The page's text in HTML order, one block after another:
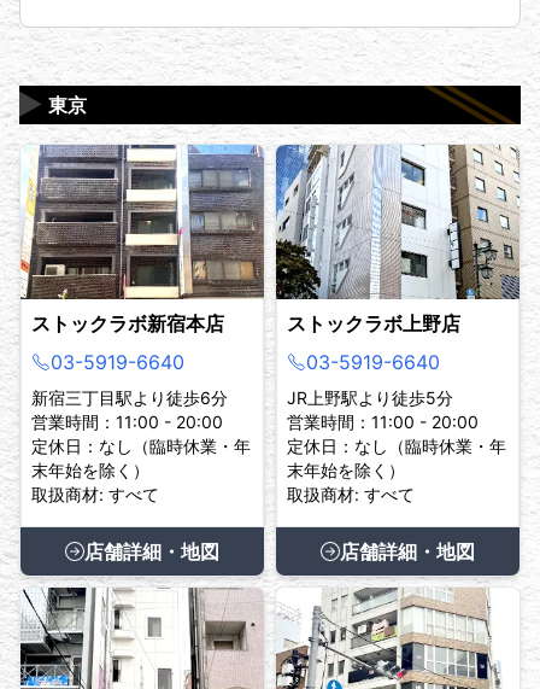
固定電話、未払いでも可能）又は住民票が必要とな
りますので、住所変更されていない上記記載の身分
証明書と一緒にお持ちください。
※有効期限の切れた身分証明書はお取扱いできないの
でご注意ください。
また、鑑定証、保証書（ギャランティーカード）、
箱、保存袋、タグなど、商品を証明できるものをお
持ちの場合はご一緒にお持ちください。
東京
▶
ストックラボ新宿本店
03-5919-6640
新宿三丁目駅より徒歩6分
営業時間：11:00 - 20:00
定休日：なし（臨時休業・年
末年始を除く）
取扱商材: すべて
店舗詳細・地図
ストックラボ上野店
03-5919-6640
JR上野駅より徒歩5分
営業時間：11:00 - 20:00
定休日：なし（臨時休業・年
末年始を除く）
取扱商材: すべて
店舗詳細・地図